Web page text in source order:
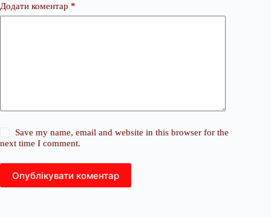
Додати коментар *
Save my name, email and website in this browser for the
next time I comment.
Опублікувати коментар